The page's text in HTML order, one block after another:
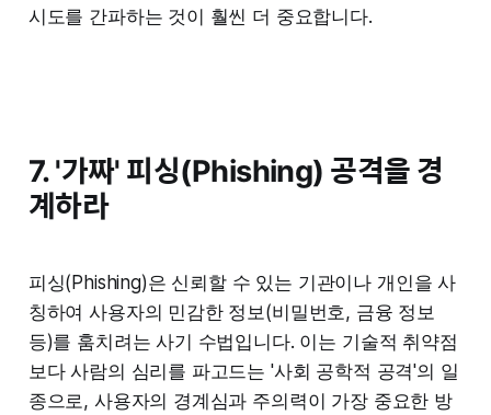
시도를 간파하는 것이 훨씬 더 중요합니다.
7. '가짜' 피싱(Phishing) 공격을 경
계하라
피싱(Phishing)은 신뢰할 수 있는 기관이나 개인을 사
칭하여 사용자의 민감한 정보(비밀번호, 금융 정보
등)를 훔치려는 사기 수법입니다. 이는 기술적 취약점
보다 사람의 심리를 파고드는 '사회 공학적 공격'의 일
종으로, 사용자의 경계심과 주의력이 가장 중요한 방